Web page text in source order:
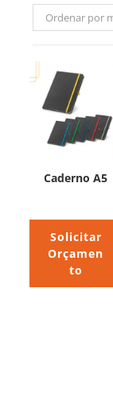
Ordenar por
Caderno A5
Solicitar
Orçamen
to